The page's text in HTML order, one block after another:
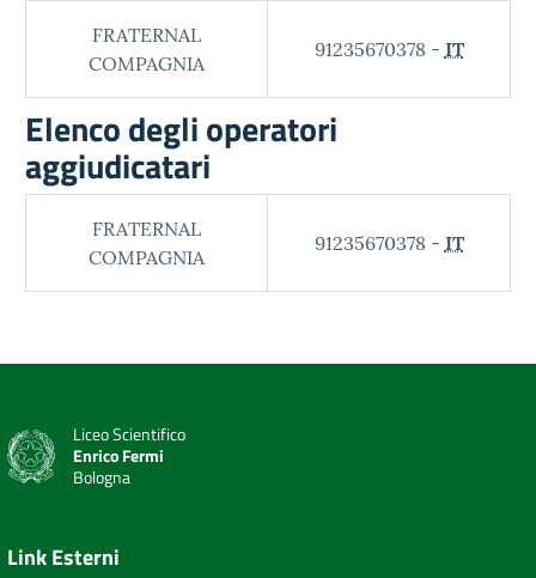
FRATERNAL
COMPAGNIA
91235670378 - IT
Elenco degli operatori
aggiudicatari
FRATERNAL
COMPAGNIA
91235670378 - IT
Liceo Scientifico
Enrico Fermi
Bologna
Link Esterni